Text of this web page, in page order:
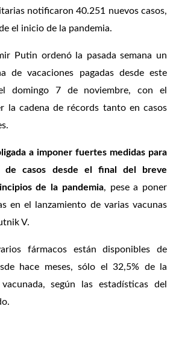
notificaron 40.251 nuevos casos,
el inicio de la pandemia.
Putin ordenó la pasada semana un
de vacaciones pagadas desde este
domingo 7 de noviembre, con el
la cadena de récords tanto en casos
a imponer fuertes medidas para
de casos desde el final del breve
de la pandemia, pese a poner
en el lanzamiento de varias vacunas
V.
fármacos están disponibles de
hace meses, sólo el 32,5% de la
según las estadísticas del